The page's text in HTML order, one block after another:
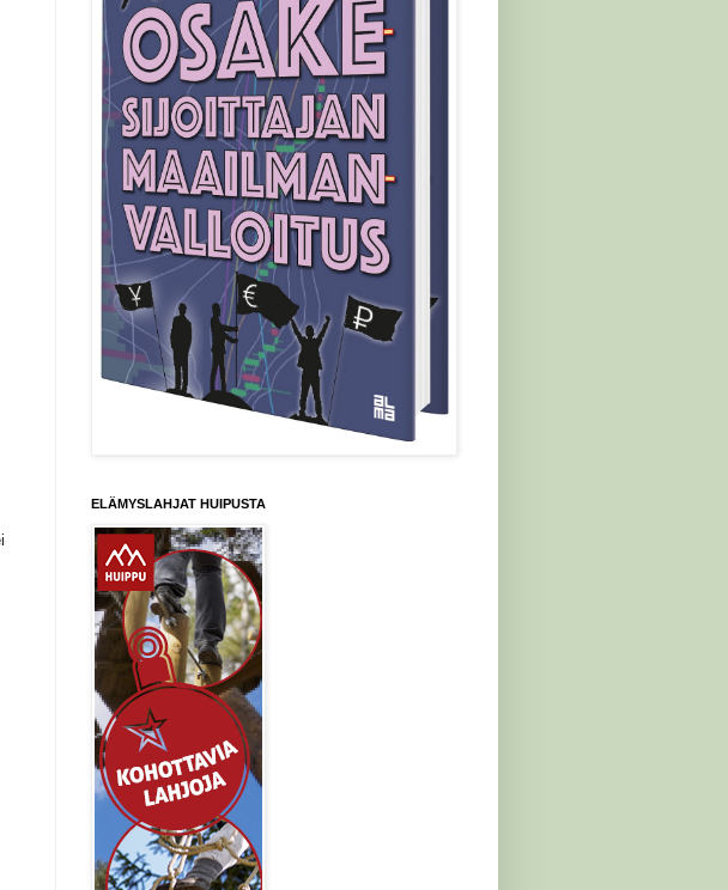
ELÄMYSLAHJAT HUIPUSTA